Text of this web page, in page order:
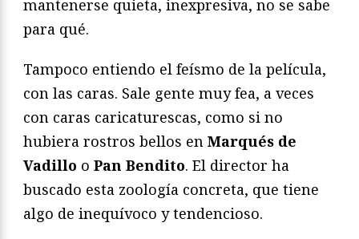
mantenerse quieta, inexpresiva, no se sabe
para qué.
Tampoco entiendo el feísmo de la película,
con las caras. Sale gente muy fea, a veces
con caras caricaturescas, como si no
hubiera rostros bellos en Marqués de
Vadillo o Pan Bendito. El director ha
buscado esta zoología concreta, que tiene
algo de inequívoco y tendencioso.